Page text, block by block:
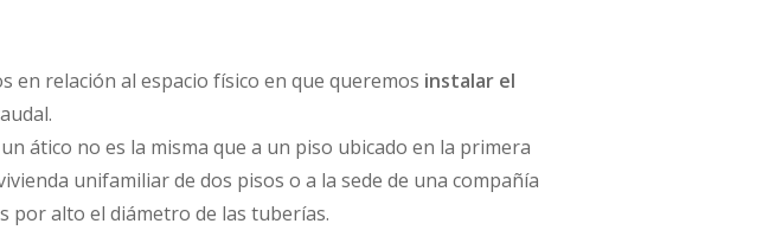
en relación al espacio físico en que queremos instalar el
ático no es la misma que a un piso ubicado en la primera
unifamiliar de dos pisos o a la sede de una compañía
por alto el diámetro de las tuberías.